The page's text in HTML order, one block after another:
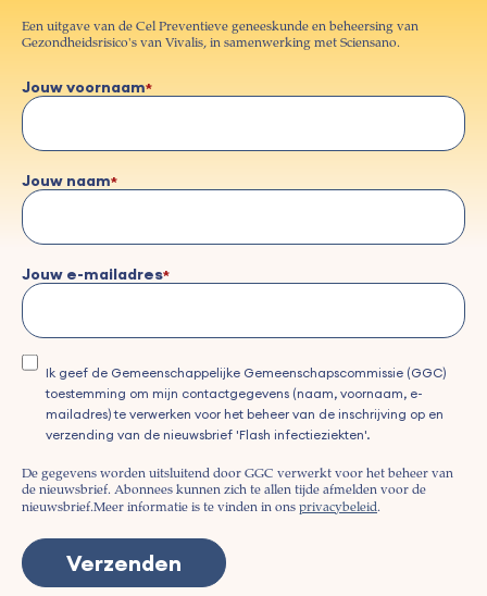
Een uitgave van de Cel Preventieve geneeskunde en beheersing van
Gezondheidsrisico's van Vivalis, in samenwerking met Sciensano.
Jouw voornaam
Jouw naam
Jouw e-mailadres
Ik geef de Gemeenschappelijke Gemeenschapscommissie (GGC)
toestemming om mijn contactgegevens (naam, voornaam, e-
mailadres) te verwerken voor het beheer van de inschrijving op en
verzending van de nieuwsbrief 'Flash infectieziekten'.
De gegevens worden uitsluitend door GGC verwerkt voor het beheer van
de nieuwsbrief. Abonnees kunnen zich te allen tijde afmelden voor de
nieuwsbrief.Meer informatie is te vinden in ons privacybeleid.